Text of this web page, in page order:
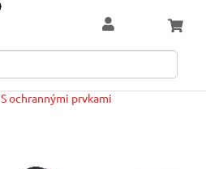
S ochrannými prvkami